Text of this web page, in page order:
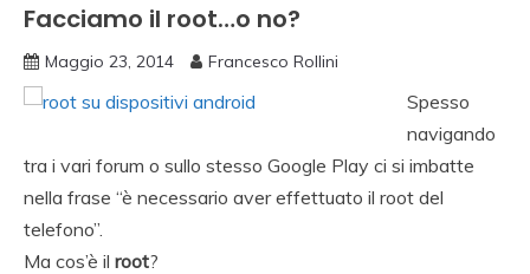
Facciamo il root…o no?
Maggio 23, 2014 Francesco Rollini
Spesso
navigando
tra i vari forum o sullo stesso Google Play ci si imbatte
nella frase “è necessario aver effettuato il root del
telefono”.
Ma cos’è il root?